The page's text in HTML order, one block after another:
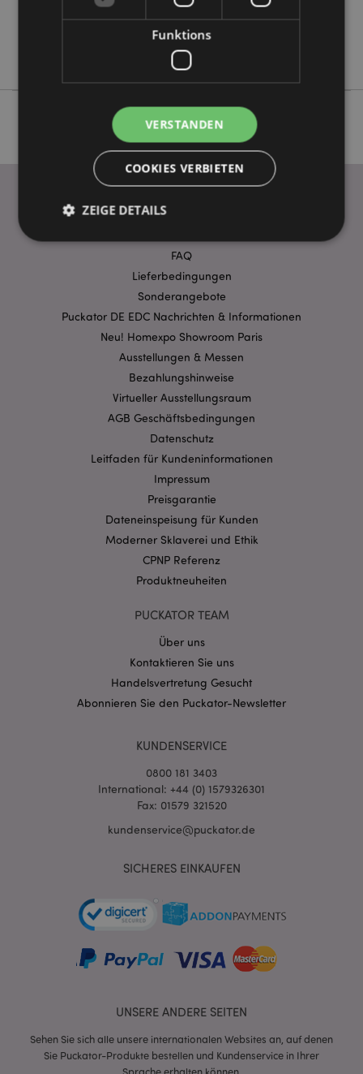
FAQ
Lieferbedingungen
Sonderangebote
Puckator DE EDC Nachrichten & Informationen
Neu! Homexpo Showroom Paris
Ausstellungen & Messen
Bezahlungshinweise
Virtueller Ausstellungsraum
AGB Geschäftsbedingungen
Datenschutz
Leitfaden für Kundeninformationen
Impressum
Preisgarantie
Dateneinspeisung für Kunden
Moderner Sklaverei und Ethik
CPNP Referenz
Produktneuheiten
PUCKATOR TEAM
Über uns
Kontaktieren Sie uns
Handelsvertretung Gesucht
Abonnieren Sie den Puckator-Newsletter
KUNDENSERVICE
0800 181 3403
International: +44 (0) 1579326301
Fax: 01579 321520
kundenservice@puckator.de
SICHERES EINKAUFEN
UNSERE ANDERE SEITEN
Sehen Sie sich alle unsere internationalen Websites an, auf denen
Sie Puckator-Produkte bestellen und Kundenservice in Ihrer
Funktions
VERSTANDEN
COOKIES VERBIETEN
ZEIGE DETAILS
Unbedingt notwendige
Leistungs
Ausrichten
Funktions
Kernfunktionen der Website wie die
Benutzeranmeldung und die Kontoverwaltung.
Ohne unbedingt notwendige cookies kann die
Website nicht richtig genutzt werden.
Domain
CookieScriptConsent
mage-cache-storage-section-
mage-cache-sessid
Adobe Inc.
www.puckator.de
Datenschutzbestimmungen von Google